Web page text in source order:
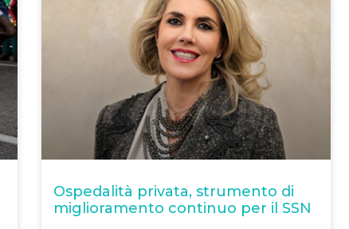
Ospedalità privata, strumento di
miglioramento continuo per il SSN